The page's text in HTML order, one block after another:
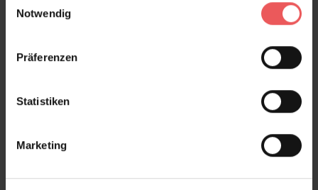
Notwendig
Präferenzen
Statistiken
Marketing
132,00 €